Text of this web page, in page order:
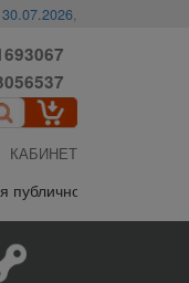
30.07.2026,
КАБИНЕТ
офертой, пожалуйста